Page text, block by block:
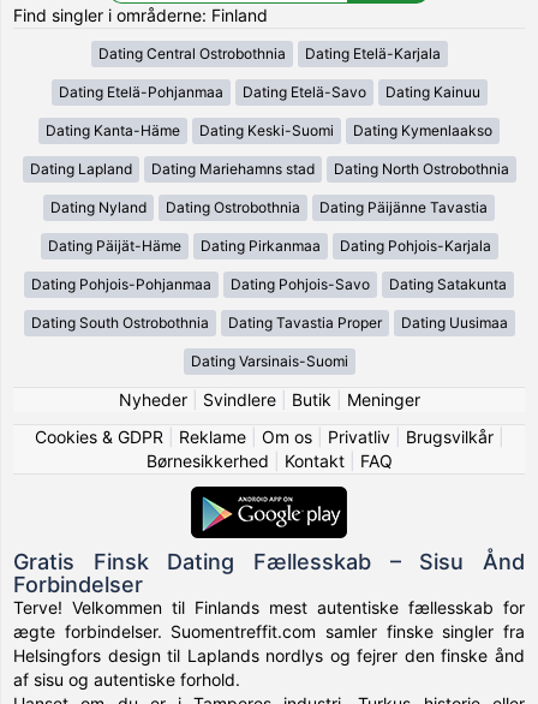
Find singler i områderne: Finland
Dating Central Ostrobothnia Dating Etelä-Karjala
Dating Etelä-Pohjanmaa Dating Etelä-Savo Dating Kainuu
Dating Kanta-Häme Dating Keski-Suomi Dating Kymenlaakso
Dating Lapland Dating Mariehamns stad Dating North Ostrobothnia
Dating Nyland Dating Ostrobothnia Dating Päijänne Tavastia
Dating Päijät-Häme Dating Pirkanmaa Dating Pohjois-Karjala
Dating Pohjois-Pohjanmaa Dating Pohjois-Savo Dating Satakunta
Dating South Ostrobothnia Dating Tavastia Proper Dating Uusimaa
Dating Varsinais-Suomi
Nyheder| Svindlere| Butik
Meninger
Cookies & GDPR
Reklame| Om os| Privatliv| Brugsvilkår|
Børnesikkerhed
Kontakt| FAQ
Gratis Finsk Dating Fællesskab – Sisu Ånd
Forbindelser
Terve! Velkommen til Finlands mest autentiske fællesskab for
ægte forbindelser. Suomentreffit.com samler finske singler fra
Helsingfors design til Laplands nordlys og fejrer den finske ånd
af sisu og autentiske forhold.